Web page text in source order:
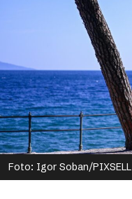
Foto: Igor Soban/PIXSELL